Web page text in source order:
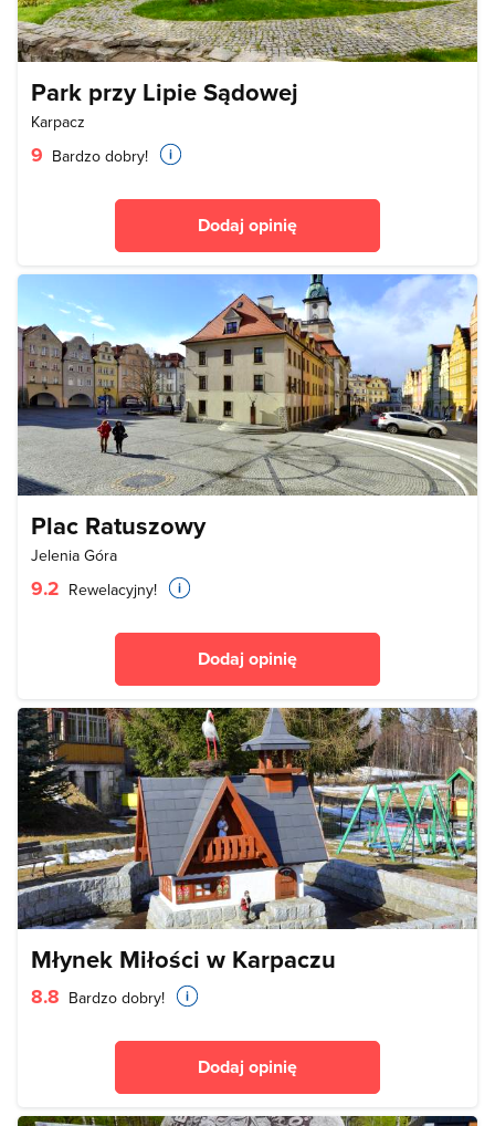
Park przy Lipie Sądowej
Karpacz
9 Bardzo dobry!
Dodaj opinię
Plac Ratuszowy
Jelenia Góra
9.2 Rewelacyjny!
Dodaj opinię
Młynek Miłości w Karpaczu
8.8 Bardzo dobry!
Dodaj opinię